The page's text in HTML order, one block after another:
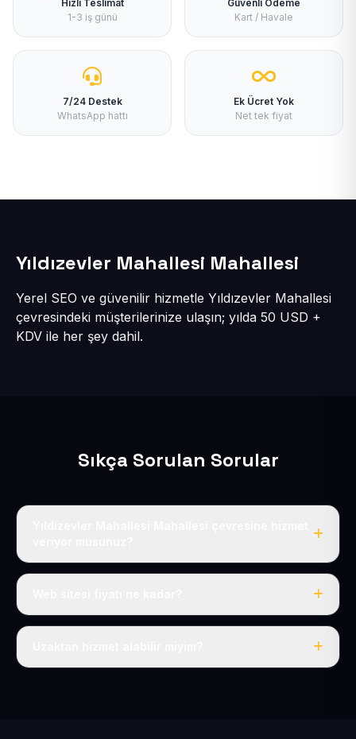
Hızlı Teslimat
1-3 iş günü
Güvenli Ödeme
Kart / Havale
7/24 Destek
WhatsApp hattı
Ek Ücret Yok
Net tek fiyat
Yıldızevler Mahallesi Mahallesi
Yerel SEO ve güvenilir hizmetle Yıldızevler Mahallesi
çevresindeki müşterilerinize ulaşın; yılda 50 USD +
KDV ile her şey dahil.
Sıkça Sorulan Sorular
Evet, Yıldızevler Mahallesi dahil tüm Fevzi Çakmak ve
Tek fiyat: yılda 50 USD + KDV, her şey dahil.